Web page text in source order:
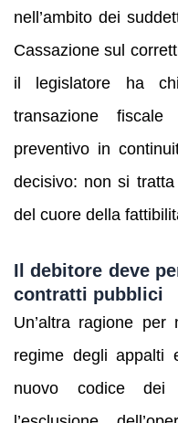
nell’ambito dei
Cassazione sul
il legislatore ha
transazione
preventivo in
decisivo: non si
del cuore della
Il debitore deve
contratti pubblici
Un’altra ragione
regime degli appalti
nuovo codice dei